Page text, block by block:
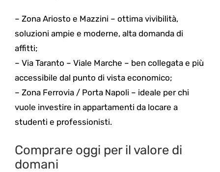
– Zona Ariosto e Mazzini – ottima vivibilità,
soluzioni ampie e moderne, alta domanda di
affitti;
– Via Taranto – Viale Marche – ben collegata e più
accessibile dal punto di vista economico;
– Zona Ferrovia / Porta Napoli – ideale per chi
vuole investire in appartamenti da locare a
studenti e professionisti.
Comprare oggi per il valore di
domani